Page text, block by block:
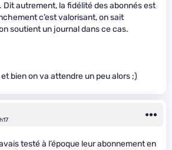
Dit autrement, la fidélité des abonnés est
c’est valorisant, on sait
soutient un journal dans ce cas.
bien on va attendre un peu alors ;)
testé à l’époque leur abonnement en